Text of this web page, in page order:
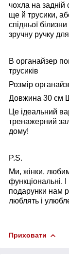
чохла на задній
ще й трусики,
спідньої
зручну ручку
В органайзер
трусиків
Розмір
Довжина 30 см
Це ідеальний
тренажерний
дому!
P.S.
Ми, жінки,
функціональні.
подарунки нам
люблять і
Приховати